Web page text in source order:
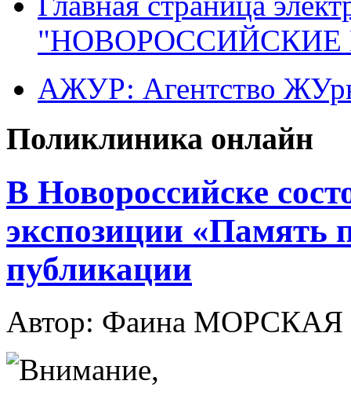
"НОВОРОССИЙСКИЕ
АЖУР: Агентство
Поликлиника онлайн
В Новороссийске
экспозиции «Память
публикации
Автор: Фаина МОРСКАЯ